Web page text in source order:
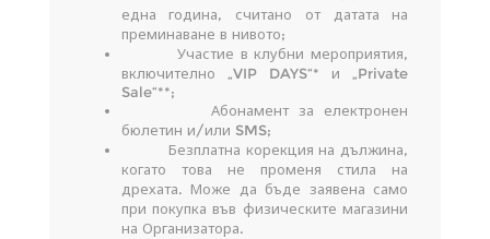
една година, считано от датата на
преминаване в нивото;
Участие в клубни мероприятия,
включително „VIP DAYS“* и „Private
Sale“**;
Абонамент за електронен
бюлетин и/или SMS;
Безплатна корекция на дължина,
когато това не променя стила на
дрехата. Може да бъде заявена само
при покупка във физическите магазини
на Организатора.